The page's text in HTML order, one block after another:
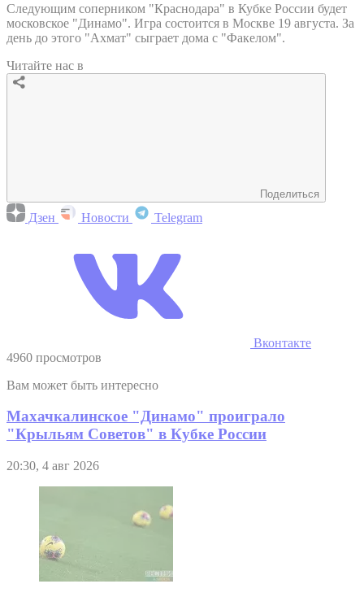
Следующим соперником "Краснодара" в Кубке России будет
московское "Динамо". Игра состоится в Москве 19 августа. За
день до этого "Ахмат" сыграет дома с "Факелом".
Читайте нас в
Поделиться
Дзен Новости Telegram
Вконтакте
4960 просмотров
Вам может быть интересно
Махачкалинское "Динамо" проиграло
"Крыльям Советов" в Кубке России
20:30, 4 авг 2026